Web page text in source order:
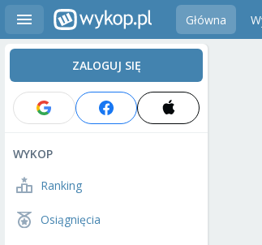
Główna
ZALOGUJ SIĘ
WYKOP
Ranking
Osiągnięcia